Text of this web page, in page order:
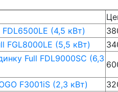
(4,5 кВт)
FGL8000LE (5,5 кВт)
Full FDL9000SC (6,3
F3001iS (2,3 кВт)